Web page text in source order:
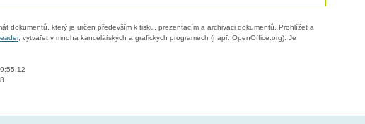
dokumentů, který je určen především k tisku, prezentacím a archivaci dokumentů. Prohlížet a
, vytvářet v mnoha kancelářských a grafických programech (např. OpenOffice.org). Je